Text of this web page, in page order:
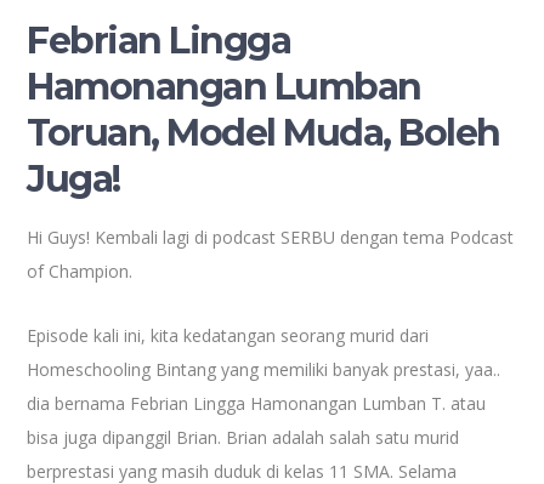
Febrian Lingga
Hamonangan Lumban
Toruan, Model Muda, Boleh
Juga!
Hi Guys! Kembali lagi di podcast SERBU dengan tema Podcast
of Champion.
Episode kali ini, kita kedatangan seorang murid dari
Homeschooling Bintang yang memiliki banyak prestasi, yaa..
dia bernama Febrian Lingga Hamonangan Lumban T. atau
bisa juga dipanggil Brian. Brian adalah salah satu murid
berprestasi yang masih duduk di kelas 11 SMA. Selama